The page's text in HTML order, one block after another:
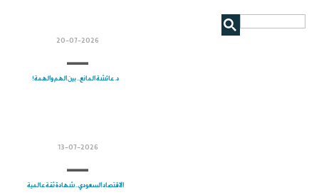
20-07-2026
د. عائشة المانع.. بين الهم والهمة!
13-07-2026
الاقتصاد السعودي.. شهادة ثقة عالمية